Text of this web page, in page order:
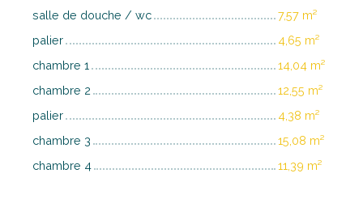
salle de douche / wc
7,57 m²
palier
4,65 m²
chambre 1
14,04 m²
chambre 2
12,55 m²
palier
4,38 m²
chambre 3
15,08 m²
chambre 4
11,39 m²